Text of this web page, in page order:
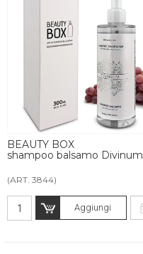
BEAUTY BOX
shampoo balsamo Divinum
(ART. 3844)
Aggiungi